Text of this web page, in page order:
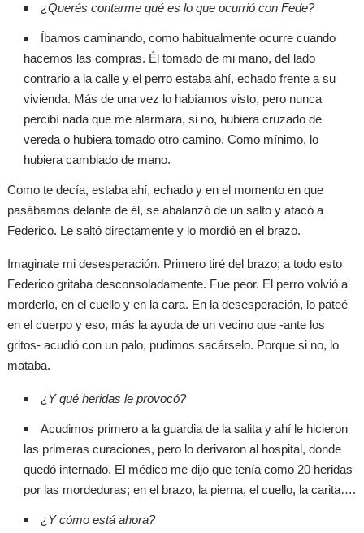
¿Querés contarme qué es lo que ocurrió con Fede?
Íbamos caminando, como habitualmente ocurre cuando
hacemos las compras. Él tomado de mi mano, del lado
contrario a la calle y el perro estaba ahí, echado frente a su
vivienda. Más de una vez lo habíamos visto, pero nunca
percibí nada que me alarmara, si no, hubiera cruzado de
vereda o hubiera tomado otro camino. Como mínimo, lo
hubiera cambiado de mano.
Como te decía, estaba ahí, echado y en el momento en que
pasábamos delante de él, se abalanzó de un salto y atacó a
Federico. Le saltó directamente y lo mordió en el brazo.
Imaginate mi desesperación. Primero tiré del brazo; a todo esto
Federico gritaba desconsoladamente. Fue peor. El perro volvió a
morderlo, en el cuello y en la cara. En la desesperación, lo pateé
en el cuerpo y eso, más la ayuda de un vecino que -ante los
gritos- acudió con un palo, pudimos sacárselo. Porque si no, lo
mataba.
¿Y qué heridas le provocó?
Acudimos primero a la guardia de la salita y ahí le hicieron
las primeras curaciones, pero lo derivaron al hospital, donde
quedó internado. El médico me dijo que tenía como 20 heridas
por las mordeduras; en el brazo, la pierna, el cuello, la carita….
¿Y cómo está ahora?